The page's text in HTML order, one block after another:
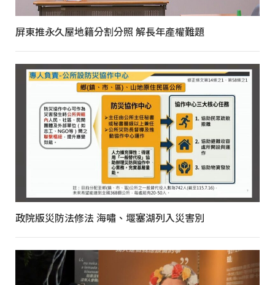
屏東推永久屋地籍分割分照 解長年產權難題
政院版災防法修法 海嘯、堰塞湖列入災害別